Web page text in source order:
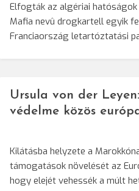
Elfogták az algériai hatóságok
Mafia nevû drogkartell egyik
Franciaország letartóztatási
Ursula von der
védelme közös
Kilátásba helyzete a
támogatások növelését az
hogy elejét vehessék a múlt